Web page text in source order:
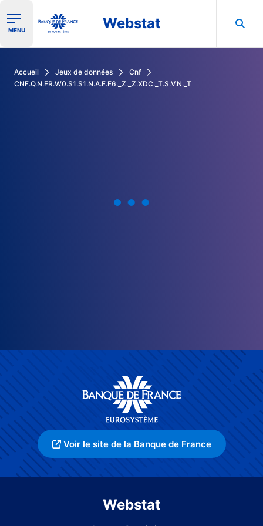
Ouvrir le menu de navigation
MENU Webstat
Accueil Jeux de données
Cnf
CNF.Q.N.FR.W0.S1.S1.N.A.F.F6._Z._Z.XDC._T.S.V.N._T
Voir le site de la Banque de France
Webstat